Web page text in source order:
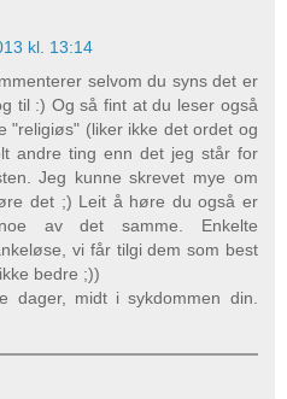
kl. 13:14
selvom du syns det er
til :) Og så fint at du leser også
"religiøs" (liker ikke det ordet og
andre ting enn det jeg står for
Jeg kunne skrevet mye om
det ;) Leit å høre du også er
av det samme. Enkelte
vi får tilgi dem som best
bedre ;))
dager, midt i sykdommen din.